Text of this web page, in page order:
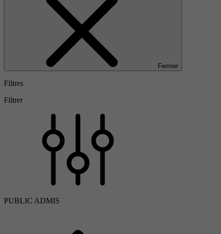
Fermer
Filtres
Filtrer
PUBLIC ADMIS